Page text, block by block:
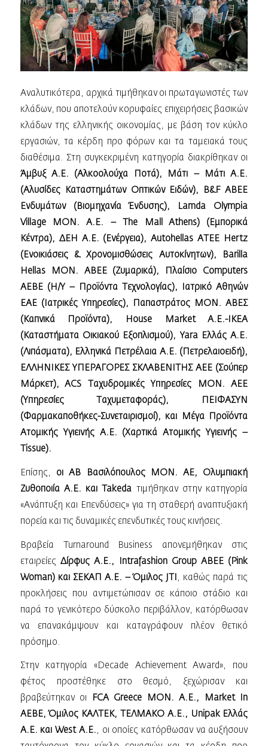
Αναλυτικότερα, αρχικά τιμήθηκαν οι πρωταγωνιστές των
κλάδων, που αποτελούν κορυφαίες επιχειρήσεις βασικών
κλάδων της ελληνικής οικονομίας, με βάση τον κύκλο
εργασιών, τα κέρδη προ φόρων και τα ταμειακά τους
διαθέσιμα. Στη συγκεκριμένη κατηγορία διακρίθηκαν οι
Άμβυξ Α.Ε. (Αλκοολούχα Ποτά), Μάτι – Μάτι Α.Ε.
(Αλυσίδες Καταστημάτων Οπτικών Ειδών), B&F ΑΒΕΕ
Ενδυμάτων (Βιομηχανία Ένδυσης), Lamda Olympia
Village ΜΟΝ. Α.Ε. – The Mall Athens) (Εμπορικά
Κέντρα), ΔΕΗ Α.Ε. (Ενέργεια), Autohellas ΑΤΕΕ Hertz
(Ενοικιάσεις & Χρονομισθώσεις Αυτοκίνητων), Barilla
Hellas ΜΟΝ. AΒΕΕ (Ζυμαρικά), Πλαίσιο Computers
ΑΕΒΕ (Η/Υ – Προϊόντα Τεχνολογίας), Ιατρικό Αθηνών
ΕΑΕ (Ιατρικές Υπηρεσίες), Παπαστράτος ΜΟΝ. ΑΒΕΣ
(Καπνικά Προϊόντα), House Market A.E.-IKEΑ
(Καταστήματα Οικιακού Εξοπλισμού), Yara Ελλάς Α.Ε.
(Λιπάσματα), Ελληνικά Πετρέλαια Α.E. (Πετρελαιοειδή),
ΕΛΛΗΝΙΚΕΣ ΥΠΕΡΑΓΟΡΕΣ ΣΚΛΑΒΕΝΙΤΗΣ AEE (Σούπερ
Μάρκετ), ACS Ταχυδρομικές Υπηρεσίες ΜΟΝ. ΑΕΕ
(Υπηρεσίες Ταχυμεταφοράς), ΠΕΙΦΑΣΥΝ
(Φαρμακαποθήκες-Συνεταιρισμοί), και Μέγα Προϊόντα
Ατομικής Υγιεινής Α.Ε. (Χαρτικά Ατομικής Υγιεινής –
Tissue).
Επίσης, οι ΑΒ Βασιλόπουλος ΜΟΝ. ΑE, Ολυμπιακή
Ζυθοποιία Α.Ε. και Takeda τιμήθηκαν στην κατηγορία
«Ανάπτυξη και Επενδύσεις» για τη σταθερή αναπτυξιακή
πορεία και τις δυναμικές επενδυτικές τους κινήσεις.
Βραβεία Turnaround Business απονεμήθηκαν στις
εταιρείες Δίρφυς Α.Ε., Intrafashion Group ΑΒΕΕ (Pink
Woman) και ΣΕΚΑΠ Α.Ε. – Όμιλος JTI
, καθώς παρά τις
προκλήσεις που αντιμετώπισαν σε κάποιο στάδιο και
παρά το γενικότερο δύσκολο περιβάλλον, κατόρθωσαν
να επανακάμψουν και καταγράφουν πλέον θετικό
πρόσημο.
Στην κατηγορία «Decade Achievement Award», που
φέτος προστέθηκε στο θεσμό, ξεχώρισαν και
βραβεύτηκαν οι
FCA Greece ΜΟΝ. Α.Ε., Μarket In
ΑΕΒΕ, Όμιλος ΚΑΛΤΕΚ, ΤΕΛΜΑΚΟ Α.Ε., Unipak Ελλάς
Α.Ε. και West Α.Ε. , οι οποίες κατόρθωσαν να αυξήσουν